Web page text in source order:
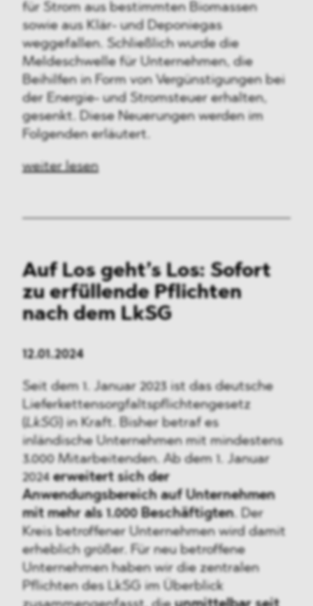
für Strom aus bestimmten Biomassen
sowie aus Klär- und Deponiegas
weggefallen. Schließlich wurde die
Meldeschwelle für Unternehmen, die
Beihilfen in Form von Vergünstigungen bei
der Energie- und Stromsteuer erhalten,
gesenkt. Diese Neuerungen werden im
Folgenden erläutert.
weiter lesen
Auf Los geht’s Los: Sofort
zu erfüllende Pflichten
nach dem LkSG
12.01.2024
Seit dem 1. Januar 2023 ist das deutsche
Lieferkettensorgfaltspflichtengesetz
LkSG ) in Kraft. Bisher betraf es
inländische Unternehmen mit mindestens
3.000 Mitarbeitenden. Ab dem 1. Januar
2024erweitert sich der
Anwendungsbereich auf Unternehmen
mit mehr als 1.000 Beschäftigten. Der
Kreis betroffener Unternehmen wird damit
erheblich größer. Für neu betroffene
Unternehmen haben wir die zentralen
Pflichten des LkSG im Überblick